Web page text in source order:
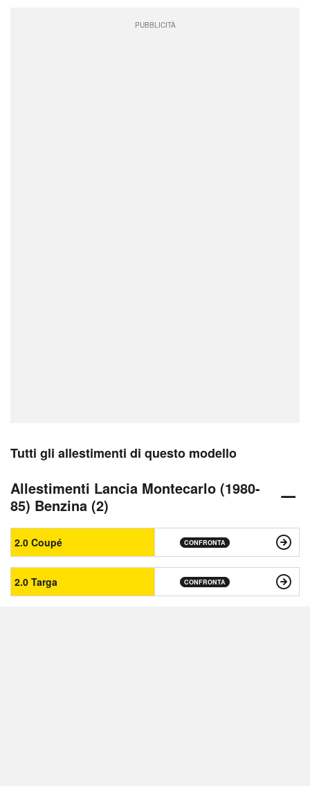
PUBBLICITÀ
Tutti gli allestimenti di questo modello
Allestimenti Lancia Montecarlo (1980-
85) Benzina (2)
2.0 Coupé CONFRONTA
2.0 Targa CONFRONTA